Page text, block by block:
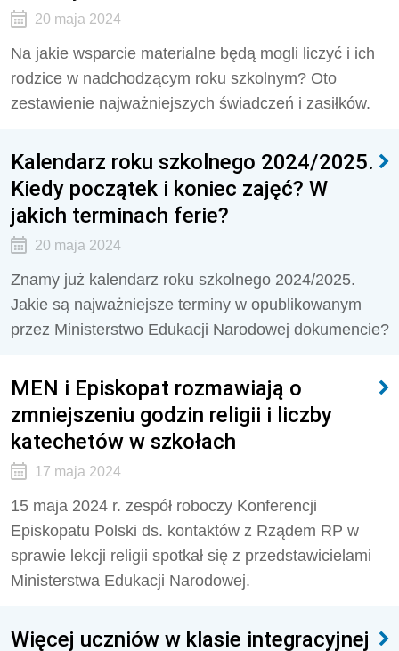
20 maja 2024
Na jakie wsparcie materialne będą mogli liczyć i ich
rodzice w nadchodzącym roku szkolnym? Oto
zestawienie najważniejszych świadczeń i zasiłków.
Kalendarz roku szkolnego 2024/2025.
Kiedy początek i koniec zajęć? W
jakich terminach ferie?
20 maja 2024
Znamy już kalendarz roku szkolnego 2024/2025.
Jakie są najważniejsze terminy w opublikowanym
przez Ministerstwo Edukacji Narodowej dokumencie?
MEN i Episkopat rozmawiają o
zmniejszeniu godzin religii i liczby
katechetów w szkołach
17 maja 2024
15 maja 2024 r. zespół roboczy Konferencji
Episkopatu Polski ds. kontaktów z Rządem RP w
sprawie lekcji religii spotkał się z przedstawicielami
Ministerstwa Edukacji Narodowej.
Więcej uczniów w klasie integracyjnej